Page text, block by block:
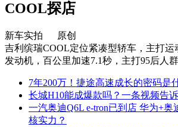
COOL探店
新车实拍 原创
吉利缤瑞COOL定位紧凑型轿车，主打运
发动机，百公里加速7.1秒，主打95后人群
7年200万！捷途高速成长的密码是
长城H10能成爆款吗？一条视频告
一汽奥迪Q6L e-tron已到店 华为+奥
核实力？